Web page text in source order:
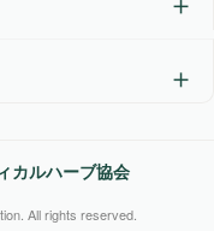
カルハーブ協会
All rights reserved.